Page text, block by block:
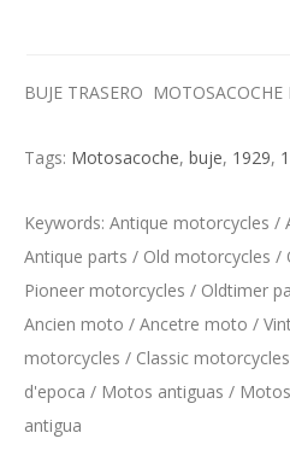
BUJE TRASERO
Tags: Motosacoche, buje, 1929,
Keywords: Antique motorcycles
Antique parts / Old motorcycles /
Pioneer motorcycles / Oldtimer
Ancien moto / Ancetre moto /
motorcycles / Classic
d'epoca / Motos antiguas /
antigua